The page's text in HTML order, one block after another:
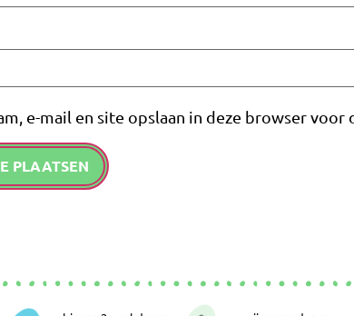
e-mail en site opslaan in deze browser